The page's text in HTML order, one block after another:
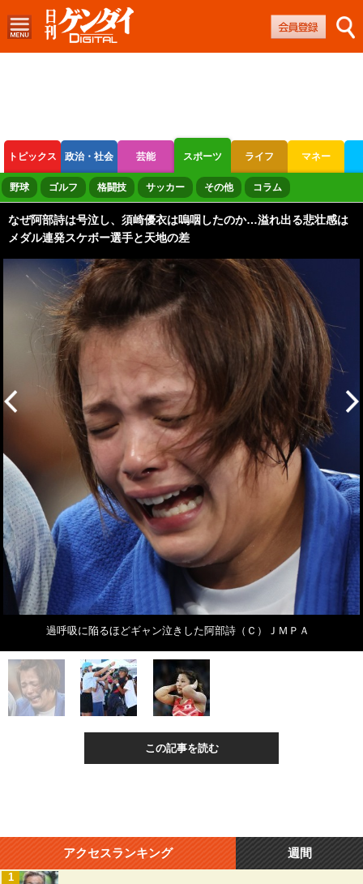
トピックス 政治・社会 芸能 スポーツ ライフ マネー
ボートレース 競輪 オートレース
野球 ゴルフ 格闘技 サッカー その他 コラム
なぜ阿部詩は号泣し、須崎優衣は嗚咽したのか…溢れ出る悲壮感は
メダル連発スケボー選手と天地の差
過呼吸に陥るほどギャン泣きした阿部詩（Ｃ）ＪＭＰＡ
この記事を読む
アクセスランキング 週間
1